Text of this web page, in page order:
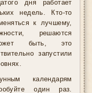
дня работает
недель. Кто-то
к лучшему,
решаются
быть, это
запустили
календарям
один раз.